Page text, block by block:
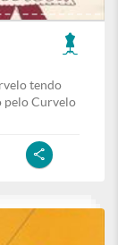
tendo
pelo Curvelo